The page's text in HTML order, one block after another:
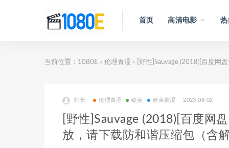
首页 高清电影 热
当前位置： 1080E > 伦理青涩 > [野性]Sauvage (2018)[百度网
站长 伦理青涩 欧美 欧美青涩 2023-08-02
[野性]Sauvage (2018)[百度网
放，请下载防和谐压缩包（含